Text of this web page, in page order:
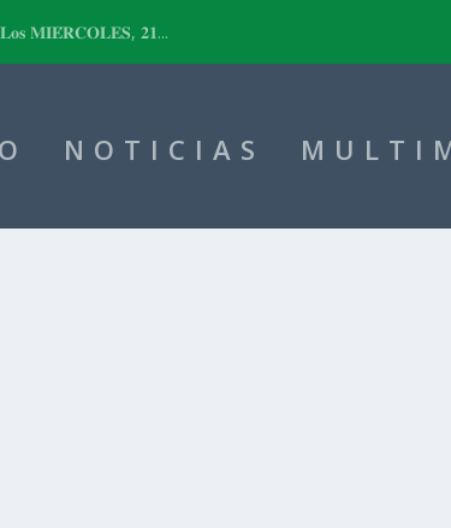
𝐌𝐈𝐄́𝐑𝐂𝐎𝐋𝐄𝐒, 𝟐𝟏...
NOTICIAS